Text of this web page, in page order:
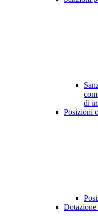
di
Posizioni
Dotazione